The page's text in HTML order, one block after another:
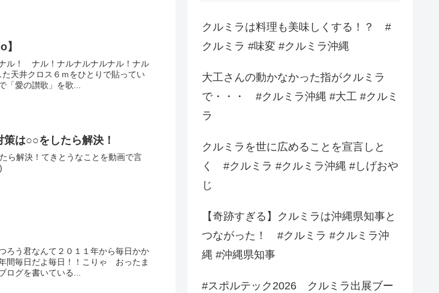
ル！ ナル！ナルナルナルナル！ナル
天井クロス６ｍをひとりで貼ってい
「愛の讃歌」を歌...
は○○をしたら解決！
ら解決！てきとうなことを動画で言
ろう君なんて２０１１年から毎日かか
間毎日だよ毎日！！こりゃ おったま
ログを書いている...
クルミラは料理も美味しくする！？ #
クルミラ #味変 #クルミラ沖縄
大工さんの動かなかった指がクルミラ
で・・・ #クルミラ沖縄 #大工 #クルミ
ラ
クルミラを世に広めることを宣言しと
く #クルミラ #クルミラ沖縄 #しげおや
じ
【奇跡すぎる】クルミラは沖縄県知事と
つながった！ #クルミラ #クルミラ沖
縄 #沖縄県知事
#スポルテック2026 クルミラ出展ブー